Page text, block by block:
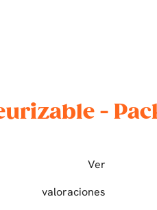
-
Ver
valoraciones